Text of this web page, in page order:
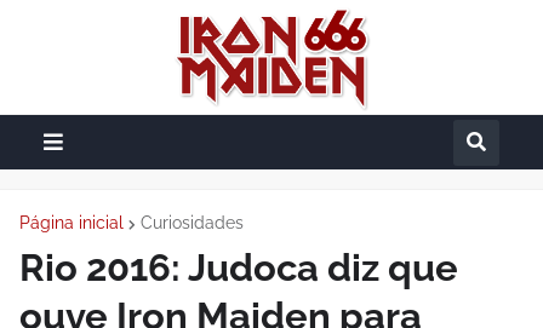
Página inicial Curiosidades
Rio 2016: Judoca diz que
ouve Iron Maiden para